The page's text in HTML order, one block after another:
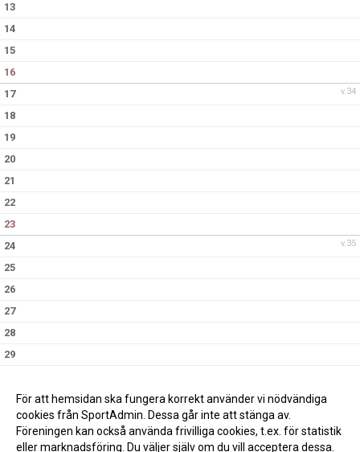
13
14
15
16
v.34
17
18
19
20
21
22
23
v.35
24
25
26
27
28
29
För att hemsidan ska fungera korrekt använder vi nödvändiga
cookies från SportAdmin. Dessa går inte att stänga av.
Föreningen kan också använda frivilliga cookies, t.ex. för statistik
eller marknadsföring. Du väljer själv om du vill acceptera dessa.